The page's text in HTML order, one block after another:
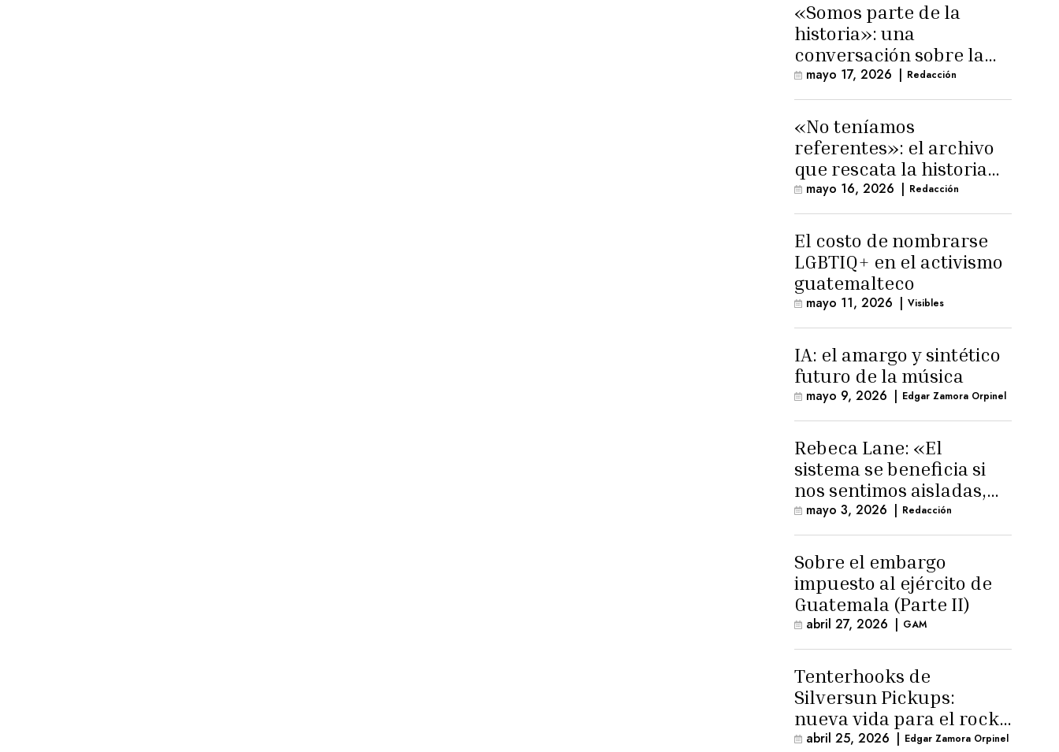
«Somos parte de la
historia»: una
conversación sobre la
memoria trans
masculina
mayo 17, 2026 | Redacción
«No teníamos
referentes»: el archivo
que rescata la historia
trans masculina en
Latinoamérica
mayo 16, 2026 | Redacción
El costo de nombrarse
LGBTIQ+ en el activismo
guatemalteco
mayo 11, 2026 | Visibles
IA: el amargo y sintético
futuro de la música
mayo 9, 2026 | Edgar Zamora Orpinel
Rebeca Lane: «El
sistema se beneficia si
nos sentimos aisladas,
sin esperanza o espacio
para la ternura»
mayo 3, 2026 | Redacción
Sobre el embargo
impuesto al ejército de
Guatemala (Parte II)
abril 27, 2026 | GAM
Tenterhooks de
Silversun Pickups:
nueva vida para el rock
alternativo
abril 25, 2026 | Edgar Zamora Orpinel